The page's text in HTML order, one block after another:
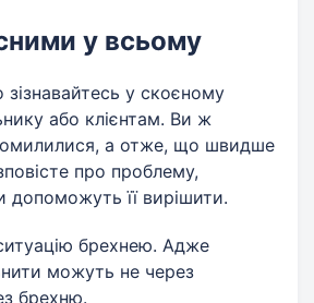
у всьому
у скоєному
або клієнтам. Ви ж
а отже, що швидше
про проблему,
її вирішити.
брехнею. Адже
можуть не через
брехню.